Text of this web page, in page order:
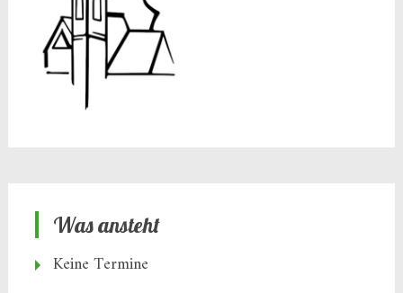
Was ansteht
Keine Termine